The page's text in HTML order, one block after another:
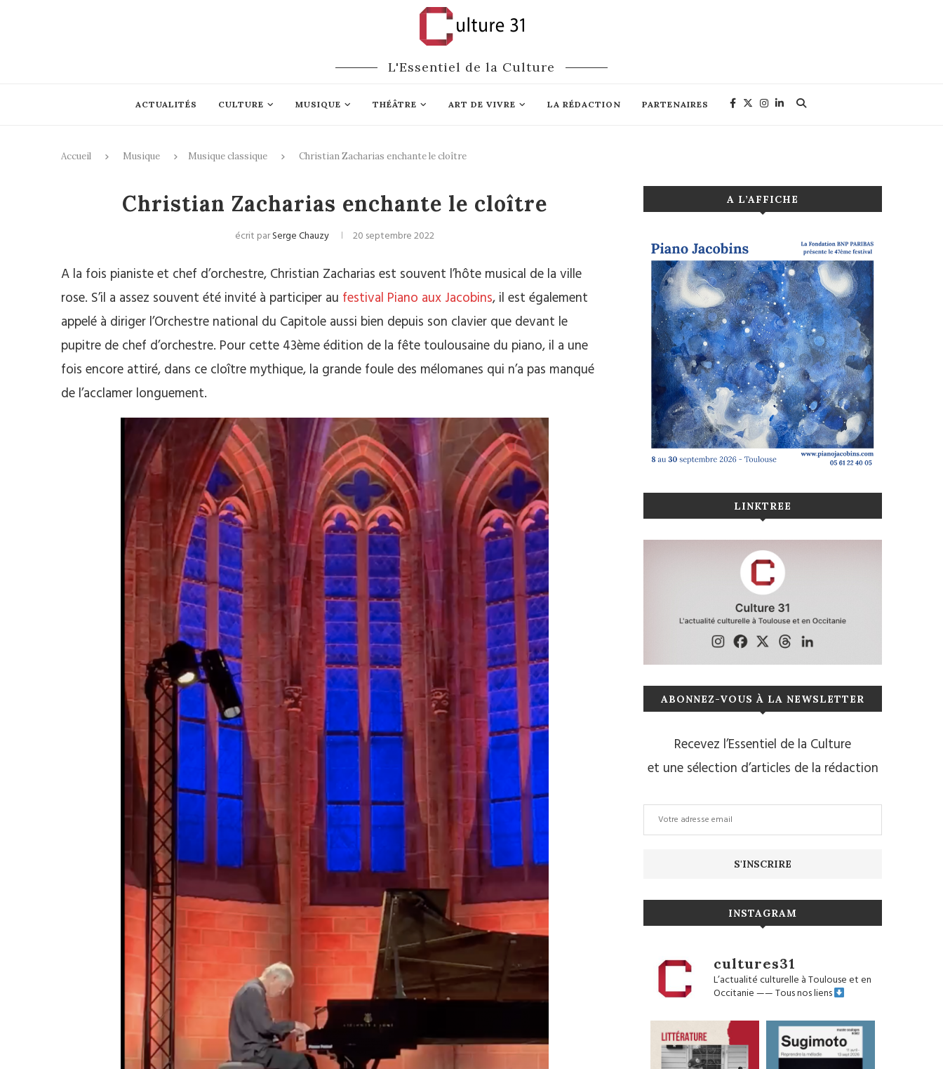
L'Essentiel de la Culture
ACTUALITÉS CULTURE MUSIQUE THÉÂTRE ART DE VIVRE LA RÉDACTION PARTENAIRES
Accueil Musique Musique classique Christian Zacharias enchante le cloître
Christian Zacharias enchante le cloître
écrit parSerge Chauzy 20 septembre 2022
A la fois pianiste et chef d’orchestre, Christian Zacharias est souvent l’hôte musical de la ville
rose. S’il a assez souvent été invité à participer au festival Piano aux Jacobins, il est également
appelé à diriger l’Orchestre national du Capitole aussi bien depuis son clavier que devant le
pupitre de chef d’orchestre. Pour cette 43ème édition de la fête toulousaine du piano, il a une
fois encore attiré, dans ce cloître mythique, la grande foule des mélomanes qui n’a pas manqué
de l’acclamer longuement.
A L’AFFICHE
LINKTREE
ABONNEZ-VOUS À LA NEWSLETTER
Recevez l’Essentiel de la Culture
et une sélection d’articles de la rédaction
INSTAGRAM
cultures31
L’actualité culturelle à Toulouse et en
Occitanie——Tous nos liens